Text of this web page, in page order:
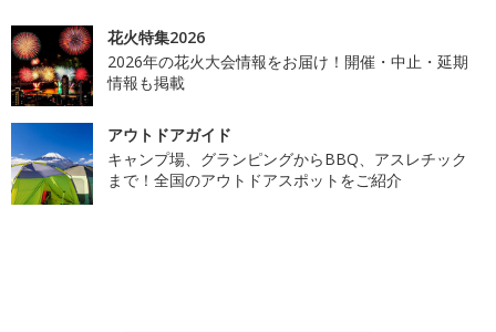
花火特集2026
2026年の花火大会情報をお届け！開催・中止・延期
情報も掲載
アウトドアガイド
キャンプ場、グランピングからBBQ、アスレチック
まで！全国のアウトドアスポットをご紹介